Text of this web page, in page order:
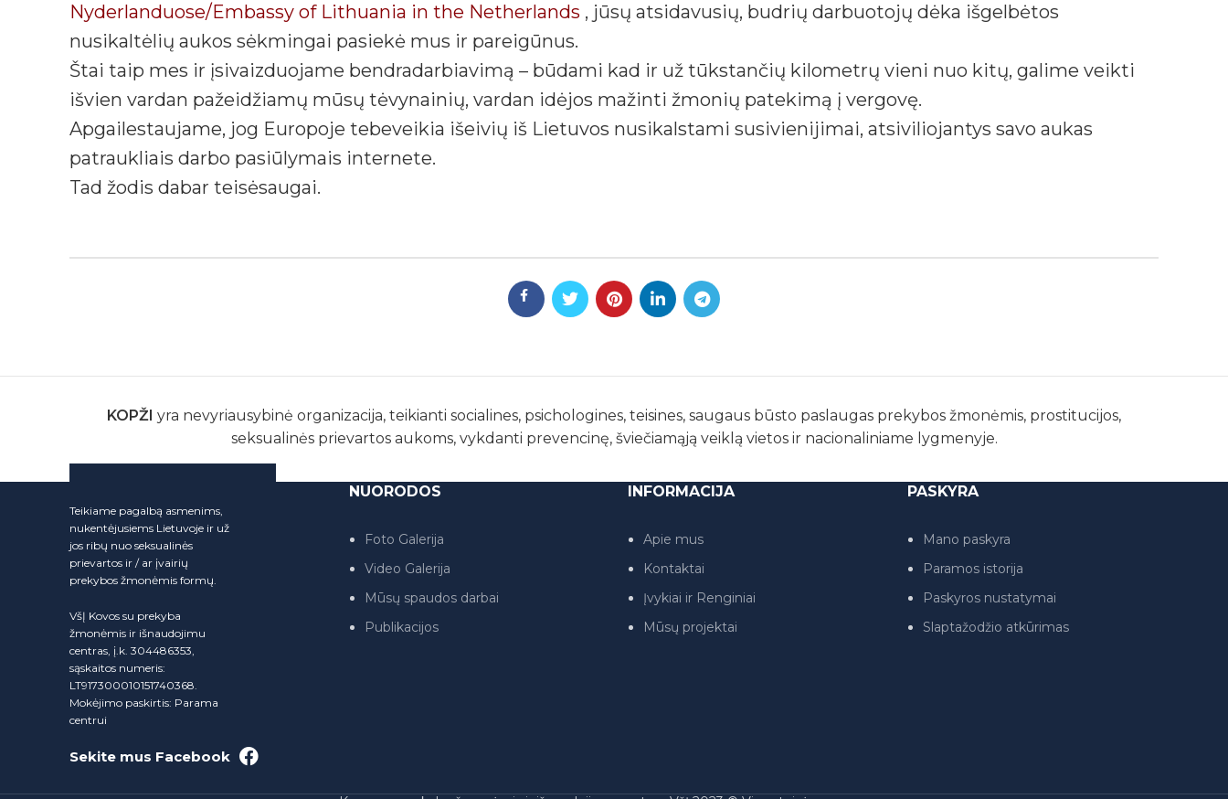
Nyderlanduose/Embassy of Lithuania in the Netherlands , jūsų atsidavusių, budrių darbuotojų dėka išgelbėtos
nusikaltėlių aukos sėkmingai pasiekė mus ir pareigūnus.
Štai taip mes ir įsivaizduojame bendradarbiavimą – būdami kad ir už tūkstančių kilometrų vieni nuo kitų, galime veikti
išvien vardan pažeidžiamų mūsų tėvynainių, vardan idėjos mažinti žmonių patekimą į vergovę.
Apgailestaujame, jog Europoje tebeveikia išeivių iš Lietuvos nusikalstami susivienijimai, atsiviliojantys savo aukas
patraukliais darbo pasiūlymais internete.
Tad žodis dabar teisėsaugai.
KOPŽI yra nevyriausybinė organizacija, teikianti socialines, psichologines, teisines, saugaus būsto paslaugas prekybos žmonėmis, prostitucijos,
seksualinės prievartos aukoms, vykdanti prevencinę, šviečiamąją veiklą vietos ir nacionaliniame lygmenyje.
Teikiame pagalbą asmenims,
nukentėjusiems Lietuvoje ir už
jos ribų nuo seksualinės
prievartos ir / ar įvairių
prekybos žmonėmis formų.
VšĮ Kovos su prekyba
žmonėmis ir išnaudojimu
centras, į.k. 304486353,
sąskaitos numeris:
LT917300010151740368.
Mokėjimo paskirtis: Parama
centrui
Sekite mus Facebook
NUORODOS
Foto Galerija
Video Galerija
Mūsų spaudos darbai
Publikacijos
INFORMACIJA
Apie mus
Kontaktai
Įvykiai ir Renginiai
Mūsų projektai
PASKYRA
Mano paskyra
Paramos istorija
Paskyros nustatymai
Slaptažodžio atkūrimas